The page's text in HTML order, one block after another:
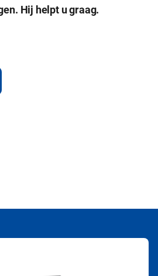
Hij helpt u graag.